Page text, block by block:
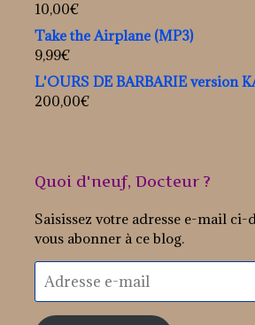
10,00€
Take the Airplane (MP3)
9,99€
L'OURS DE BARBARIE version
200,00€
Quoi d'neuf, Docteur ?
Saisissez votre adresse e-mail ci-
vous abonner à ce blog.
Adresse
e-